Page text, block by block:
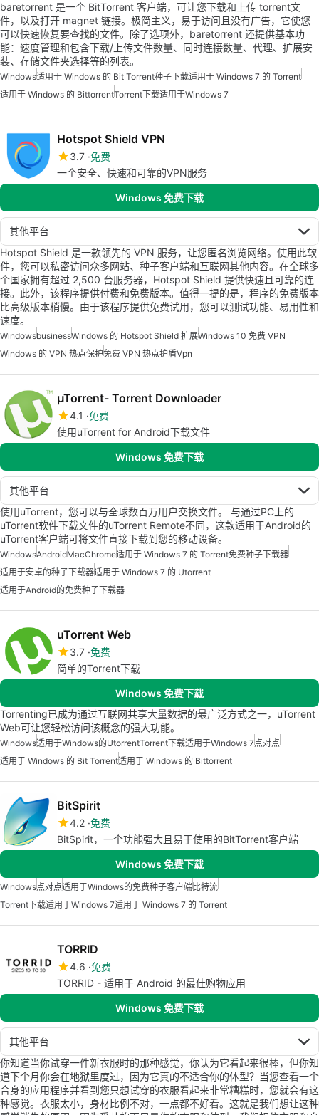
baretorrent 是一个 BitTorrent 客户端，可让您下载和上传 torrent文
件，以及打开 magnet 链接。极简主义，易于访问且没有广告，它使您
可以快速恢复要查找的文件。除了选项外，baretorrent 还提供基本功
能：速度管理和包含下载/上传文件数量、同时连接数量、代理、扩展安
装、存储文件夹选择等的列表。
Windows适用于 Windows 的 Bit Torrent种子下载适用于 Windows 7 的 Torrent
适用于 Windows 的 BittorrentTorrent下载适用于Windows 7
Hotspot Shield VPN
3.7 免费
一个安全、快速和可靠的VPN服务
Windows 免费下载
其他平台
Hotspot Shield 是一款领先的 VPN 服务，让您匿名浏览网络。使用此软
件，您可以私密访问众多网站、种子客户端和互联网其他内容。在全球多
个国家拥有超过 2,500 台服务器，Hotspot Shield 提供快速且可靠的连
接。此外，该程序提供付费和免费版本。值得一提的是，程序的免费版本
比高级版本稍慢。由于该程序提供免费试用，您可以测试功能、易用性和
速度。
WindowsbusinessWindows 的 Hotspot Shield 扩展Windows 10 免费 VPN
Windows 的 VPN 热点保护免费 VPN 热点护盾Vpn
µTorrent- Torrent Downloader
4.1 免费
使用uTorrent for Android下载文件
Windows 免费下载
其他平台
使用uTorrent，您可以与全球数百万用户交换文件。 与通过PC上的
uTorrent软件下载文件的uTorrent Remote不同，这款适用于Android的
uTorrent客户端可将文件直接下载到您的移动设备。
WindowsAndroidMacChrome适用于 Windows 7 的 Torrent免费种子下载器
适用于安卓的种子下载器适用于 Windows 7 的 Utorrent
适用于Android的免费种子下载器
uTorrent Web
3.7 免费
简单的Torrent下载
Windows 免费下载
Torrenting已成为通过互联网共享大量数据的最广泛方式之一，uTorrent
Web可让您轻松访问该概念的强大功能。
Windows适用于Windows的UtorrentTorrent下载适用于Windows 7点对点
适用于 Windows 的 Bit Torrent适用于 Windows 的 Bittorrent
BitSpirit
4.2 免费
BitSpirit，一个功能强大且易于使用的BitTorrent客户端
Windows 免费下载
Windows点对点适用于Windows的免费种子客户端比特流
Torrent下载适用于Windows 7适用于 Windows 7 的 Torrent
TORRID
4.6 免费
TORRID - 适用于 Android 的最佳购物应用
Windows 免费下载
其他平台
你知道当你试穿一件新衣服时的那种感觉，你认为它看起来很棒，但你知
道下个月你会在地狱里度过，因为它真的不适合你的体型？当您查看一个
合身的应用程序并看到您只想试穿的衣服看起来非常糟糕时，您就会有这
种感觉。衣服太小，身材比例不对，一点都不好看。这就是我们想让这种